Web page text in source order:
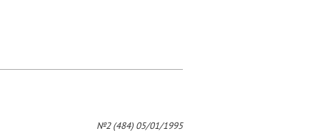
№2 (484) 05/01/1995